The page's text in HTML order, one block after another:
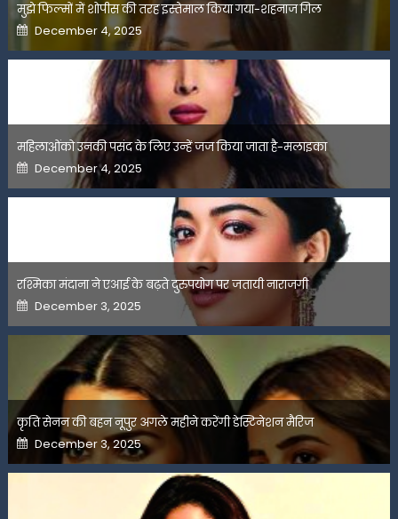
मुझे फिल्मों में शोपीस की तरह इस्तेमाल किया गया-शहनाज गिल
Posted
on
December 4, 2025
महिलाओंको उनकी पसंद के लिए उन्हें जज किया जाता है-मलाइका
Posted
on
December 4, 2025
रश्मिका मंदाना ने एआई के बढ़ते दुरुपयोग पर जतायी नाराजगी
Posted
on
December 3, 2025
कृति सेनन की बहन नूपुर अगले महीने करेंगी डेस्टिनेशन मैरिज
Posted
on
December 3, 2025